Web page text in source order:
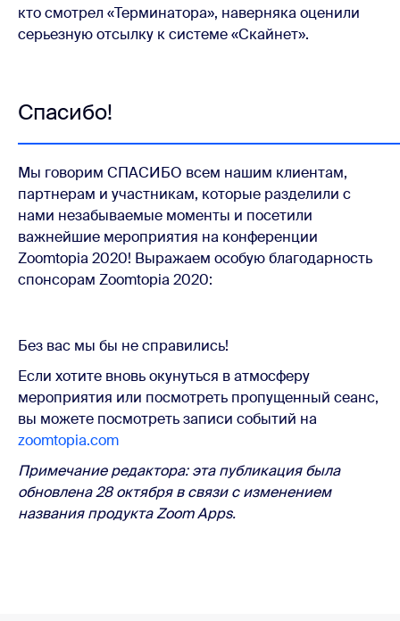
кто смотрел «Терминатора», наверняка оценили
серьезную отсылку к системе «Скайнет».
Спасибо!
Мы говорим СПАСИБО всем нашим клиентам,
партнерам и участникам, которые разделили с
нами незабываемые моменты и посетили
важнейшие мероприятия на конференции
Zoomtopia 2020! Выражаем особую благодарность
спонсорам Zoomtopia 2020:
Без вас мы бы не справились!
Если хотите вновь окунуться в атмосферу
мероприятия или посмотреть пропущенный сеанс,
вы можете посмотреть записи событий на
zoomtopia.com
Примечание редактора: эта публикация была
обновлена 28 октября в связи с изменением
названия продукта Zoom Apps.